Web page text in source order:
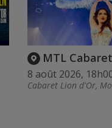
MTL Cabaret
8 août 2026,
Cabaret Lion d'Or,